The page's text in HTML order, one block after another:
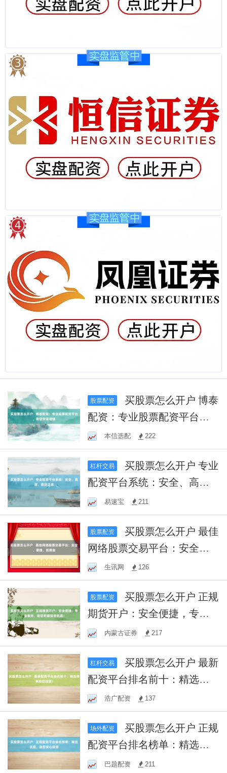
股票配资
买股票怎么开户 博泰
配资：专业股票配资平台，
助您财富增值
本信选配 222
杠杆交易
买股票怎么开户 专业
配资平台系统：安全、高
效、稳定之选
易速宝 211
股票配资
买股票怎么开户 最佳
网络股票交易平台：安全、
便捷、低佣金
生讯网 126
股票配资
买股票怎么开户 正规
期货开户：安全便捷，专业
服务，助您把握投资机遇！
内蒙古证券 217
杠杆交易
买股票怎么开户 最新
配资平台排名前十：精选榜
单助您投资！
浩广配资 137
场外配资
买股票怎么开户 正规
配资平台排名榜单：精选优
质，助您安心投资
巴题配资 211